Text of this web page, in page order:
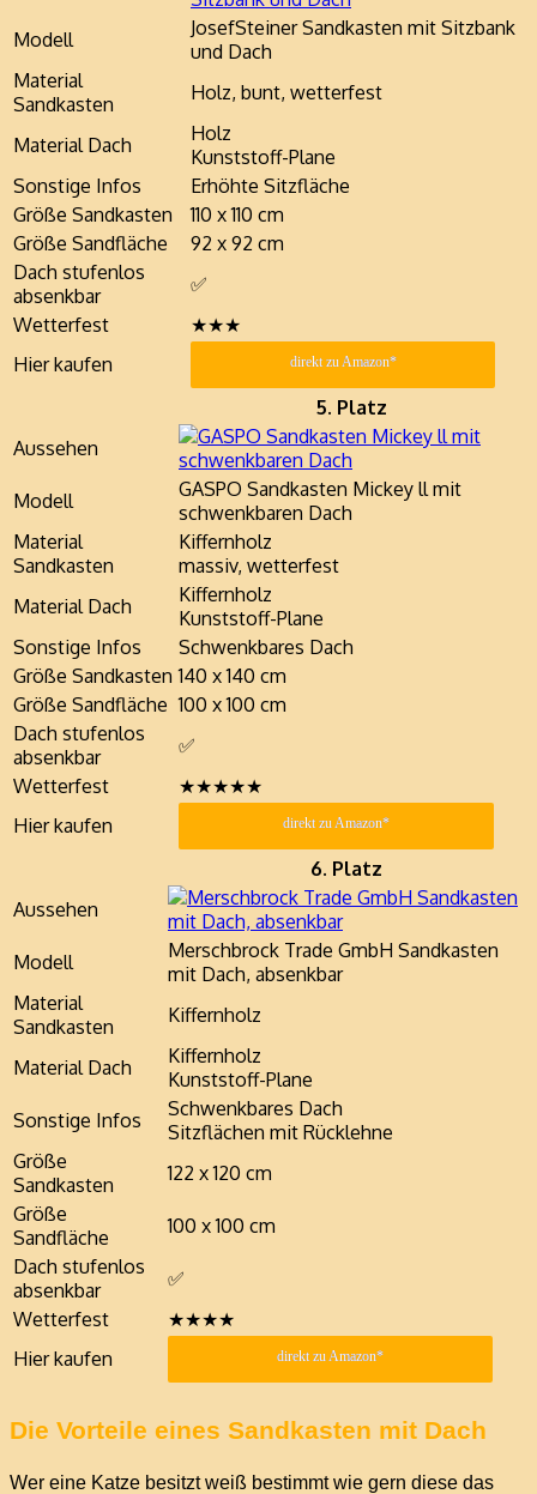
Modell
JosefSteiner Sandkasten mit Sitzbank
und Dach
Material
Sandkasten
Holz, bunt, wetterfest
Material Dach
Holz
Kunststoff-Plane
Sonstige Infos
Erhöhte Sitzfläche
Größe Sandkasten
110 x 110 cm
Größe Sandfläche
92 x 92 cm
Dach stufenlos
absenkbar
✅
Wetterfest
★★★
Hier kaufen
direkt zu Amazon*
5. Platz
Aussehen
Modell
GASPO Sandkasten Mickey ll mit
schwenkbaren Dach
Material
Sandkasten
Kiffernholz
massiv, wetterfest
Material Dach
Kiffernholz
Kunststoff-Plane
Sonstige Infos
Schwenkbares Dach
Größe Sandkasten 140 x 140 cm
Größe Sandfläche 100 x 100 cm
Dach stufenlos
absenkbar
✅
Wetterfest
★★★★★
Hier kaufen
direkt zu Amazon*
6. Platz
Aussehen
Modell
Merschbrock Trade GmbH Sandkasten
mit Dach, absenkbar
Material
Sandkasten
Kiffernholz
Material Dach
Kiffernholz
Kunststoff-Plane
Sonstige Infos
Schwenkbares Dach
Sitzflächen mit Rücklehne
Größe
Sandkasten
122 x 120 cm
Größe
Sandfläche
100 x 100 cm
Dach stufenlos
absenkbar
✅
Wetterfest
★★★★
Hier kaufen
direkt zu Amazon*
Die Vorteile eines Sandkasten mit Dach
Wer eine Katze besitzt weiß bestimmt wie gern diese das